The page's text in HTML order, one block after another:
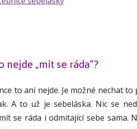
„mít se ráda“?
to ani nejde. Je možné nechat
A to už je sebeláska. Nic se
se ráda i odmítající sebe sama.